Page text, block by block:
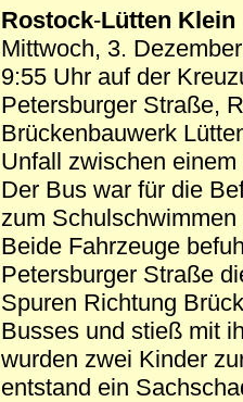
Rostock-Lütten Klein
Mittwoch, 3.
9:55 Uhr auf der
Petersburger Straße,
Brückenbauwerk
Unfall zwischen
Der Bus war für die
zum
Beide Fahrzeuge
Petersburger Straße
Spuren Richtung
Busses und stieß mit
wurden zwei Kinder
entstand ein